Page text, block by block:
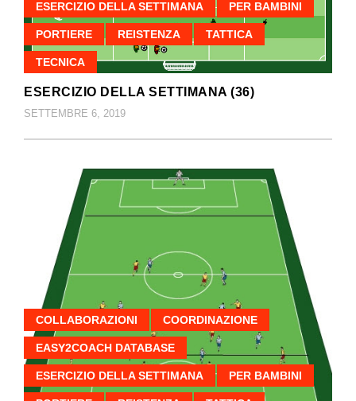
ESERCIZIO DELLA SETTIMANA PER BAMBINI
PORTIERE REISTENZA TATTICA
TECNICA
ESERCIZIO DELLA SETTIMANA (36)
SETTEMBRE 6, 2019
COLLABORAZIONI COORDINAZIONE
EASY2COACH DATABASE
ESERCIZIO DELLA SETTIMANA PER BAMBINI